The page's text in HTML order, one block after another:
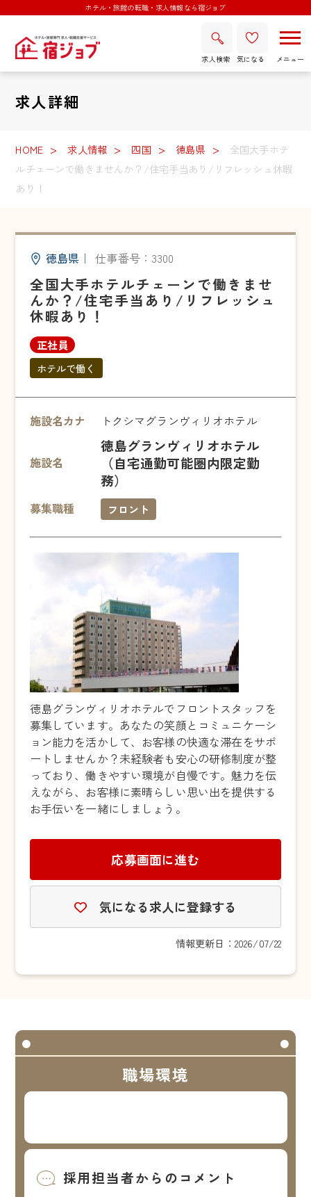
ホテル・旅館の転職・求人情報なら宿ジョブ
求人検索 気になる
求人詳細
HOME 求人情報 四国 徳島県
全国大手ホテ
ルチェーンで働きませんか？/住宅手当あり/リフレッシュ休暇
あり！
徳島県 ｜ 仕事番号：3300
全国大手ホテルチェーンで働きませ
んか？/住宅手当あり/リフレッシュ
休暇あり！
正社員
ホテルで働く
施設名カナ トクシマグランヴィリオホテル
施設名
徳島グランヴィリオホテル
（自宅通勤可能圏内限定勤
務）
募集職種 フロント
徳島グランヴィリオホテルでフロントスタッフを
募集しています。あなたの笑顔とコミュニケーシ
ョン能力を活かして、お客様の快適な滞在をサポ
ートしませんか？未経験者も安心の研修制度が整
っており、働きやすい環境が自慢です。魅力を伝
えながら、お客様に素晴らしい思い出を提供する
お手伝いを一緒にしましょう。
応募画面に進む
気になる求人に登録する
情報更新日：2026/07/22
職場環境
採用担当者からのコメント